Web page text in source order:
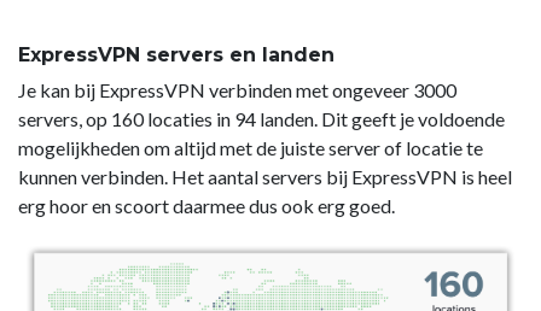
ExpressVPN servers en landen
Je kan bij ExpressVPN verbinden met ongeveer 3000
servers, op 160 locaties in 94 landen. Dit geeft je voldoende
mogelijkheden om altijd met de juiste server of locatie te
kunnen verbinden. Het aantal servers bij ExpressVPN is heel
erg hoor en scoort daarmee dus ook erg goed.